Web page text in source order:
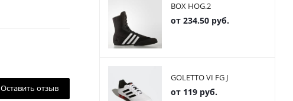
Оставить отзыв
BOX HOG.2
от 234.50 руб.
GOLETTO VI FG J
от 119 руб.